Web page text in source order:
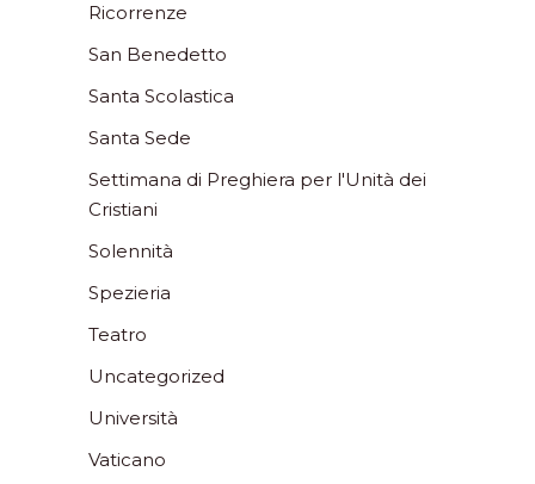
Ricorrenze
San Benedetto
Santa Scolastica
Santa Sede
Settimana di Preghiera per l'Unità dei
Cristiani
Solennità
Spezieria
Teatro
Uncategorized
Università
Vaticano